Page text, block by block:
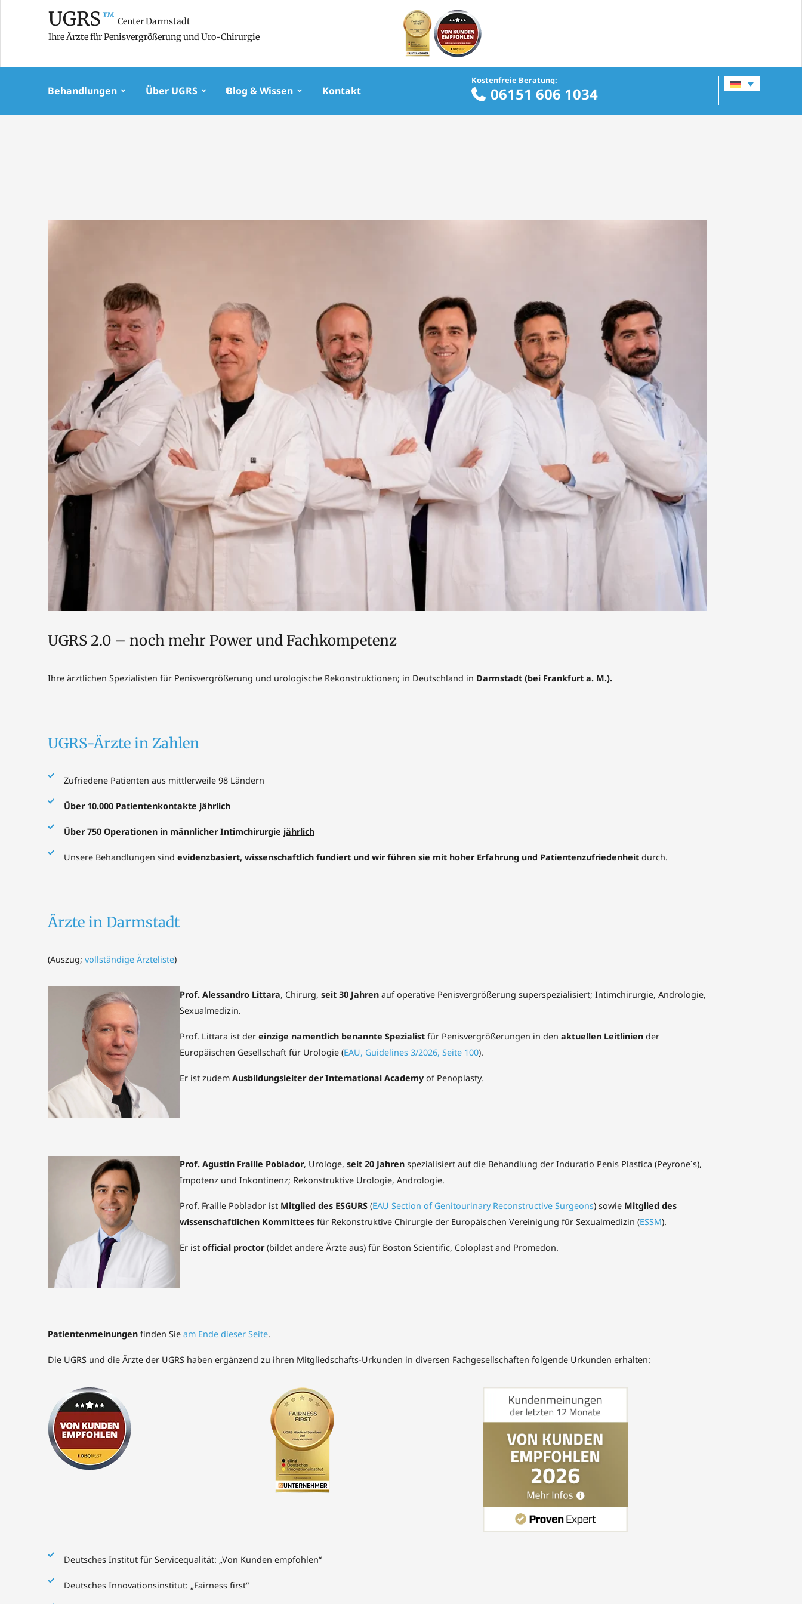
UGRS™ Center Darmstadt
Ihre Ärzte für Penisvergrößerung und Uro-Chirurgie
Behandlungen Über UGRS Blog & Wissen Kontakt
Kostenfreie Beratung:
06151 606 1034
UGRS 2.0 – noch mehr Power und Fachkompetenz
Ihre ärztlichen Spezialisten für Penisvergrößerung und urologische Rekonstruktionen; in Deutschland in Darmstadt (bei Frankfurt a. M.).
UGRS-Ärzte in Zahlen
Zufriedene Patienten aus mittlerweile 98 Ländern
Über 10.000 Patientenkontakte jährlich
Über 750 Operationen in männlicher Intimchirurgie jährlich
Unsere Behandlungen sind evidenzbasiert, wissenschaftlich fundiert und wir führen sie mit hoher Erfahrung und Patientenzufriedenheitdurch.
Ärzte in Darmstadt
(Auszug; vollständige Ärzteliste)
Prof. Alessandro Littara, Chirurg, seit 30 Jahrenauf operative Penisvergrößerung superspezialisiert; Intimchirurgie, Andrologie,
Sexualmedizin.
Prof. Littara ist der einzige namentlich benannte Spezialistfür Penisvergrößerungen in den aktuellen Leitliniender
Europäischen Gesellschaft für Urologie (EAU, Guidelines 3/2026, Seite 100).
Er ist zudem Ausbildungsleiter der International Academyof Penoplasty.
Prof. Agustin Fraille Poblador, Urologe, seit 20 Jahrenspezialisiert auf die Behandlung der Induratio Penis Plastica (Peyrone´s),
Impotenz und Inkontinenz; Rekonstruktive Urologie, Andrologie.
Prof. Fraille Poblador ist Mitglied des ESGURS(EAU Section of Genitourinary Reconstructive Surgeons) sowie Mitglied des
wissenschaftlichen Kommitteesfür Rekonstruktive Chirurgie der Europäischen Vereinigung für Sexualmedizin (ESSM).
Er ist official proctor(bildet andere Ärzte aus) für Boston Scientific, Coloplast and Promedon.
Patientenmeinungen finden Sie am Ende dieser Seite.
Die UGRS und die Ärzte der UGRS haben ergänzend zu ihren Mitgliedschafts-Urkunden in diversen Fachgesellschaften folgende Urkunden erhalten:
Deutsches Institut für Servicequalität: „Von Kunden empfohlen“
Deutsches Innovationsinstitut: „Fairness first“